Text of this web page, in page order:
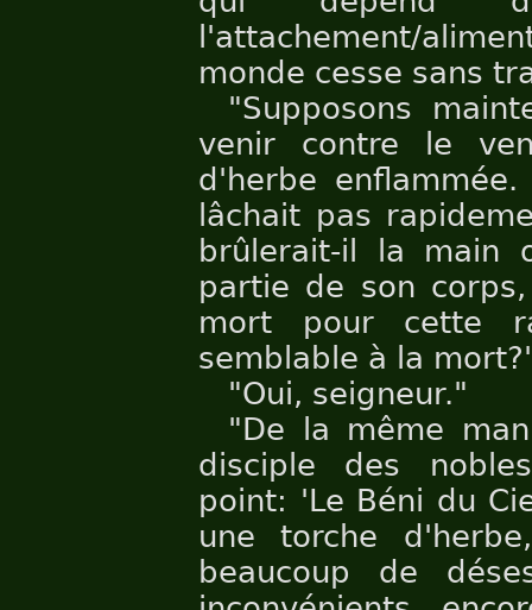
l'attachement/
monde cesse sans
"Supposons
venir contre le
d'herbe
lâchait pas
brûlerait-il la main
partie de son
mort pour cette
semblable à la
"Oui, seigneur."
"De la même
disciple des
point: 'Le Béni du
une torche
beaucoup de